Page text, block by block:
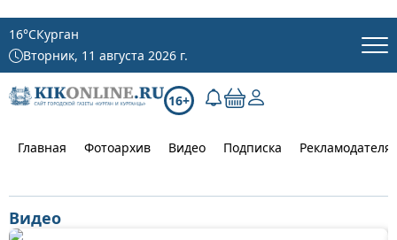
16°CКурган
Вторник, 11 августа 2026 г.
16+
Главная Фотоархив Видео Подписка
Видео